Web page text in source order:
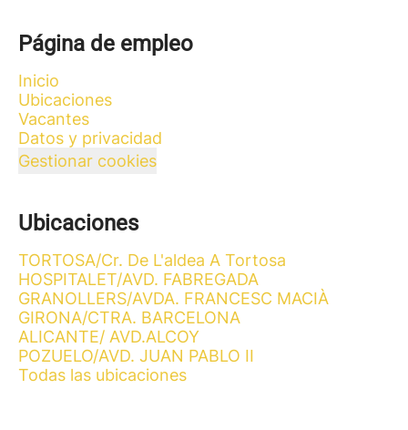
Página de empleo
Inicio
Ubicaciones
Vacantes
Datos y privacidad
Gestionar cookies
Ubicaciones
TORTOSA/Cr. De L'aldea A Tortosa
HOSPITALET/AVD. FABREGADA
GRANOLLERS/AVDA. FRANCESC MACIÀ
GIRONA/CTRA. BARCELONA
ALICANTE/ AVD.ALCOY
POZUELO/AVD. JUAN PABLO II
Todas las ubicaciones